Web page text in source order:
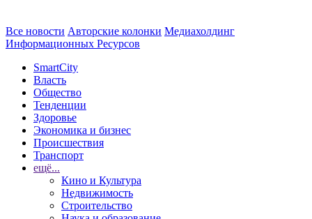
Все новости Авторские колонки Медиахолдинг
Информационных Ресурсов
SmartCity
Власть
Общество
Тенденции
Здоровье
Экономика и бизнес
Происшествия
Транспорт
ещё...
Кино и Культура
Недвижимость
Строительство